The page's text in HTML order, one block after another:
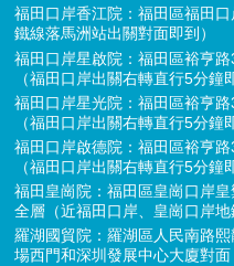
福田口岸香江院：福田區福田
鐵線落馬洲站出關對面即到）
福田口岸星啟院：福田區裕亨
（福田口岸出關右轉直行5分鐘
福田口岸星光院：福田區裕亨
（福田口岸出關右轉直行5分鐘
福田口岸啟德院：福田區裕亨
（福田口岸出關右轉直行5分鐘
福田皇崗院：福田區皇崗口岸
全層（近福田口岸、皇崗口岸地
羅湖國貿院：羅湖區人民南路
場西門和深圳發展中心大廈對面